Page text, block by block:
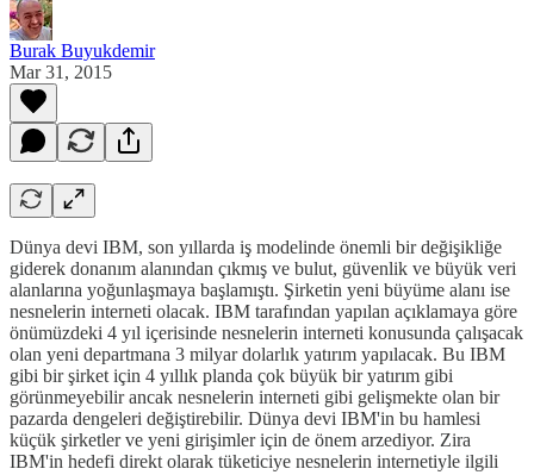
Burak Buyukdemir
Mar 31, 2015
Dünya devi IBM, son yıllarda iş modelinde önemli bir değişikliğe
giderek donanım alanından çıkmış ve bulut, güvenlik ve büyük veri
alanlarına yoğunlaşmaya başlamıştı. Şirketin yeni büyüme alanı ise
nesnelerin interneti olacak. IBM tarafından yapılan açıklamaya göre
önümüzdeki 4 yıl içerisinde nesnelerin interneti konusunda çalışacak
olan yeni departmana 3 milyar dolarlık yatırım yapılacak. Bu IBM
gibi bir şirket için 4 yıllık planda çok büyük bir yatırım gibi
görünmeyebilir ancak nesnelerin interneti gibi gelişmekte olan bir
pazarda dengeleri değiştirebilir. Dünya devi IBM'in bu hamlesi
küçük şirketler ve yeni girişimler için de önem arzediyor. Zira
IBM'in hedefi direkt olarak tüketiciye nesnelerin internetiyle ilgili